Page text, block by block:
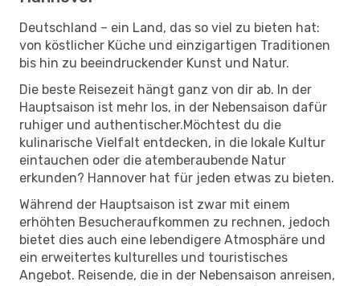
Deutschland – ein Land, das so viel zu bieten hat:
von köstlicher Küche und einzigartigen Traditionen
bis hin zu beeindruckender Kunst und Natur.
Die beste Reisezeit hängt ganz von dir ab. In der
Hauptsaison ist mehr los, in der Nebensaison dafür
ruhiger und authentischer.Möchtest du die
kulinarische Vielfalt entdecken, in die lokale Kultur
eintauchen oder die atemberaubende Natur
erkunden? Hannover hat für jeden etwas zu bieten.
Während der Hauptsaison ist zwar mit einem
erhöhten Besucheraufkommen zu rechnen, jedoch
bietet dies auch eine lebendigere Atmosphäre und
ein erweitertes kulturelles und touristisches
Angebot. Reisende, die in der Nebensaison anreisen,